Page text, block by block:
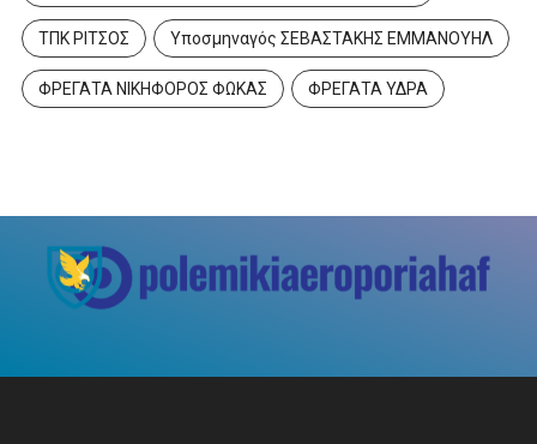
ΤΠΚ ΡΙΤΣΟΣ Υποσμηναγός ΣΕΒΑΣΤΑΚΗΣ ΕΜΜΑΝΟΥΗΛ
ΦΡΕΓΑΤΑ ΝΙΚΗΦΟΡΟΣ ΦΩΚΑΣ ΦΡΕΓΑΤΑ ΥΔΡΑ